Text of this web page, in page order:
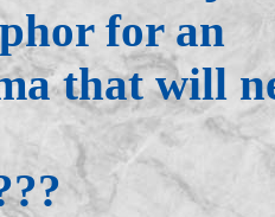
for an
that will